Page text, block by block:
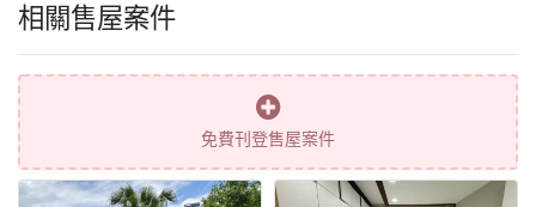
相關售屋案件
免費刊登售屋案件